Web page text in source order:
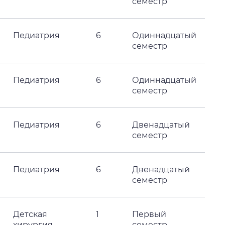
Педиатрия 6
Одиннадцатый
семестр
Педиатрия 6
Одиннадцатый
семестр
Педиатрия 6
Двенадцатый
семестр
Педиатрия 6
Двенадцатый
семестр
Детская
1
Первый